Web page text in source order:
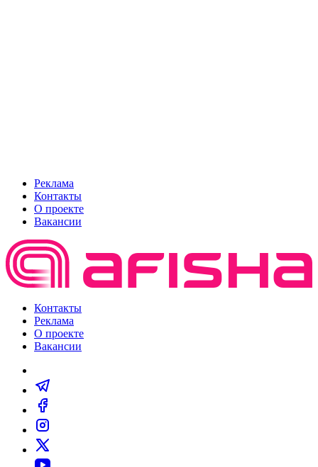
Реклама
Контакты
О проекте
Вакансии
Контакты
Реклама
О проекте
Вакансии